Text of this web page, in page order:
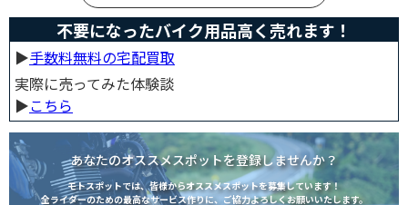
不要になったバイク用品高く売れます！
▶︎手数料無料の宅配買取
実際に売ってみた体験談
▶︎こちら
あなたのオススメスポットを登録しませんか？
モトスポットでは、皆様からオススメスポットを募集しています！
全ライダーのための最高なサービス作りに、ご協力よろしくお願いいたします。